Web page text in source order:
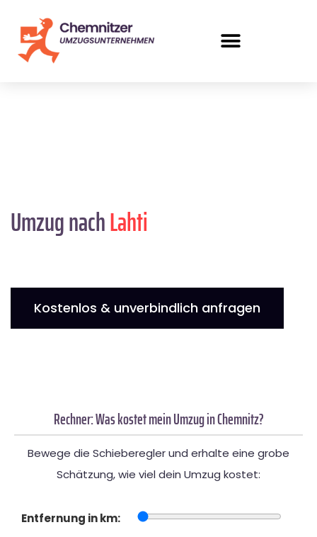
Umzug nachLahti
Kostenlos & unverbindlich anfragen
Rechner: Was kostet mein Umzug in Chemnitz?
Bewege die Schieberegler und erhalte eine grobe
Schätzung, wie viel dein Umzug kostet:
Entfernung in km: